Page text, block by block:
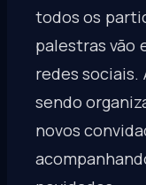
todos os
palestras vão
redes sociais.
sendo
novos